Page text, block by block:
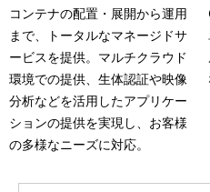
コンテナの配置・展開から運用
まで、トータルなマネージドサ
ービスを提供。マルチクラウド
環境での提供、生体認証や映像
分析などを活用したアプリケー
ションの提供を実現し、お客様
の多様なニーズに対応。